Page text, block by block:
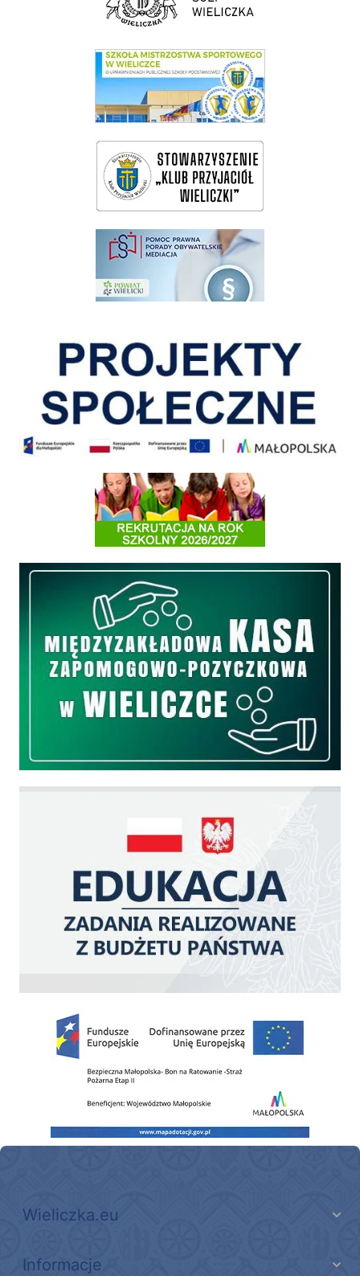
link do SMS Wieliczka
wieliczka-wieliczanie na bis
pomoc prawna wieliczka
Informacja o terminach rekrutacji na rok szkolny 2026/2027
Międzyzakładowa Kasa Zapomogowo - Pożyczkowa
Zakup fabrycznie nowego, średniego samochodu ratowniczo-gaśniczego z
Wieliczka.eu
Informacje